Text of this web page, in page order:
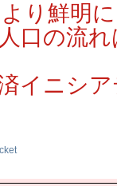
り鮮明
口の流
イニシ